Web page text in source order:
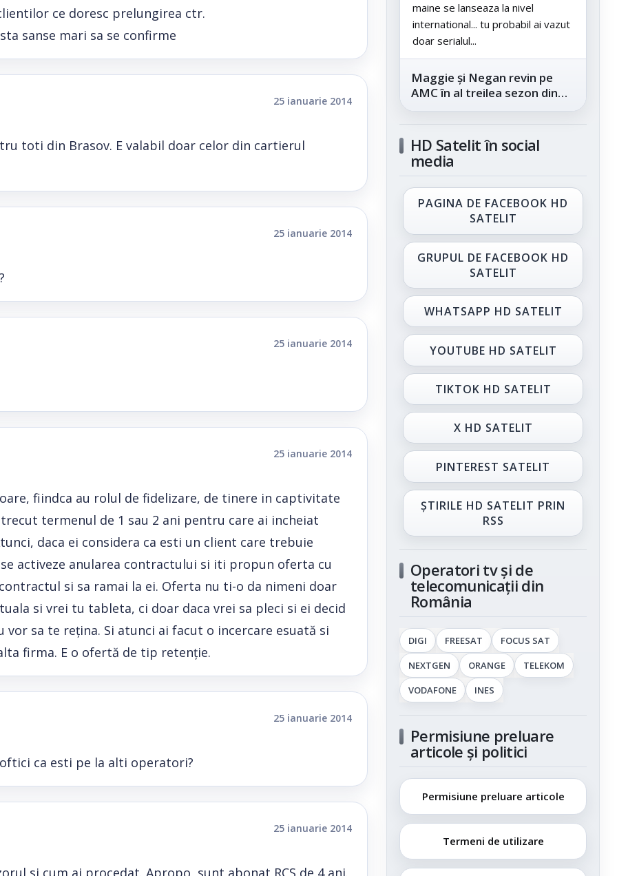
ce doresc prelungirea ctr.
sanse mari sa se confirme
25 ianuarie 2014
toti din Brasov. E valabil doar celor din cartierul
25 ianuarie 2014
25 ianuarie 2014
25 ianuarie 2014
fiindca au rolul de fidelizare, de tinere in captivitate
termenul de 1 sau 2 ani pentru care ai incheiat
daca ei considera ca esti un client care trebuie
activeze anularea contractului si iti propun oferta cu
si sa ramai la ei. Oferta nu ti-o da nimeni doar
si vrei tu tableta, ci doar daca vrei sa pleci si ei decid
vor sa te rețina. Si atunci ai facut o incercare esuată si
firma. E o ofertă de tip retenție.
25 ianuarie 2014
ca esti pe la alti operatori?
25 ianuarie 2014
si cum ai procedat. Apropo, sunt abonat RCS de 4 ani.
maine se lanseaza la nivel
international... tu probabil ai vazut
doar serialul...
Maggie și Negan revin pe
AMC în al treilea sezon din
„The Walking Dead: Dead
HD Satelit în social
media
PAGINA DE FACEBOOK HD
SATELIT
GRUPUL DE FACEBOOK HD
SATELIT
WHATSAPP HD SATELIT
YOUTUBE HD SATELIT
TIKTOK HD SATELIT
X HD SATELIT
PINTEREST SATELIT
ȘTIRILE HD SATELIT PRIN
RSS
Operatori tv și de
telecomunicații din
România
DIGI FREESAT
FOCUS SAT
NEXTGEN
ORANGE
TELEKOM
VODAFONE
INES
Permisiune preluare
articole și politici
Permisiune preluare articole
Termeni de utilizare